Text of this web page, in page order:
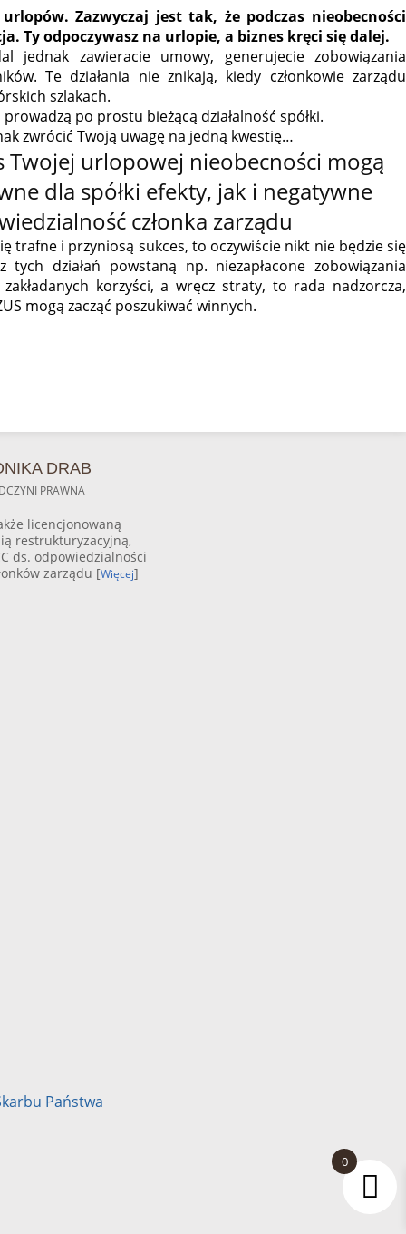
Zazwyczaj jest tak, że podczas nieobecności
Ty odpoczywasz na urlopie, a biznes kręci się dalej.
zawieracie umowy, generujecie zobowiązania
Te działania nie znikają, kiedy członkowie zarządu
szlakach.
po prostu bieżącą działalność spółki.
zwrócić Twoją uwagę na jedną kwestię…
Twojej urlopowej nieobecności mogą
dla spółki efekty, jak i negatywne
członka zarządu
trafne i przyniosą sukces, to oczywiście nikt nie będzie się
działań powstaną np. niezapłacone zobowiązania
korzyści, a wręcz straty, to rada nadzorcza,
mogą zacząć poszukiwać winnych.
DRAB
PRAWNA
licencjonowaną
restrukturyzacyjną,
ds. odpowiedzialności
zarządu [Więcej]
Państwa
0